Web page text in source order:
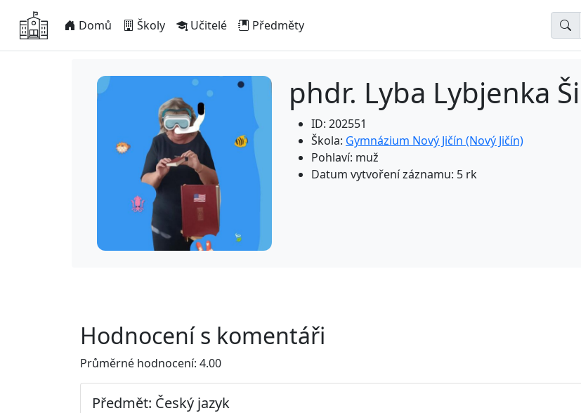
Domů Školy Učitelé Předměty
phdr. Lyba Lybjenka
ID: 202551
Škola: Gymnázium Nový Jičín (Nový Jičín)
Pohlaví: muž
Datum vytvoření záznamu: 5 rk
Hodnocení s komentáři
Průměrné hodnocení: 4.00
Předmět: Český jazyk